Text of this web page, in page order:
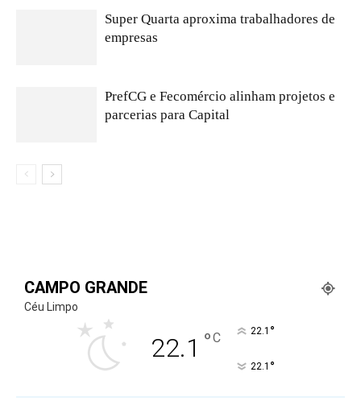
Super Quarta aproxima trabalhadores de
empresas
PrefCG e Fecomércio alinham projetos e
parcerias para Capital
CAMPO GRANDE
Céu Limpo
22.1 °C 22.1 °
22.1 °